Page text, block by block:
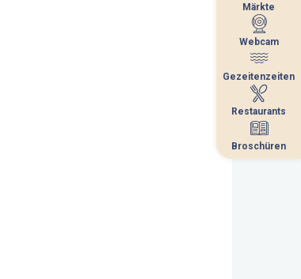
Märkte
Webcam
Gezeitenzeiten
Restaurants
Broschüren